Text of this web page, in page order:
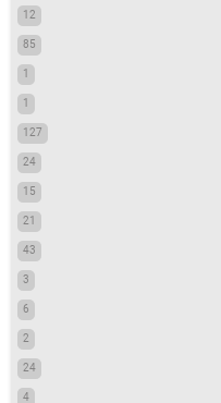
12
85
1
1
127
24
15
21
43
3
6
2
24
4